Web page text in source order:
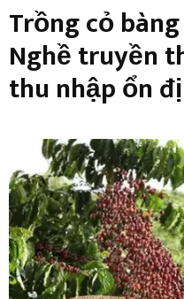
Trồng cỏ
Nghề truyền
thu nhập ổn